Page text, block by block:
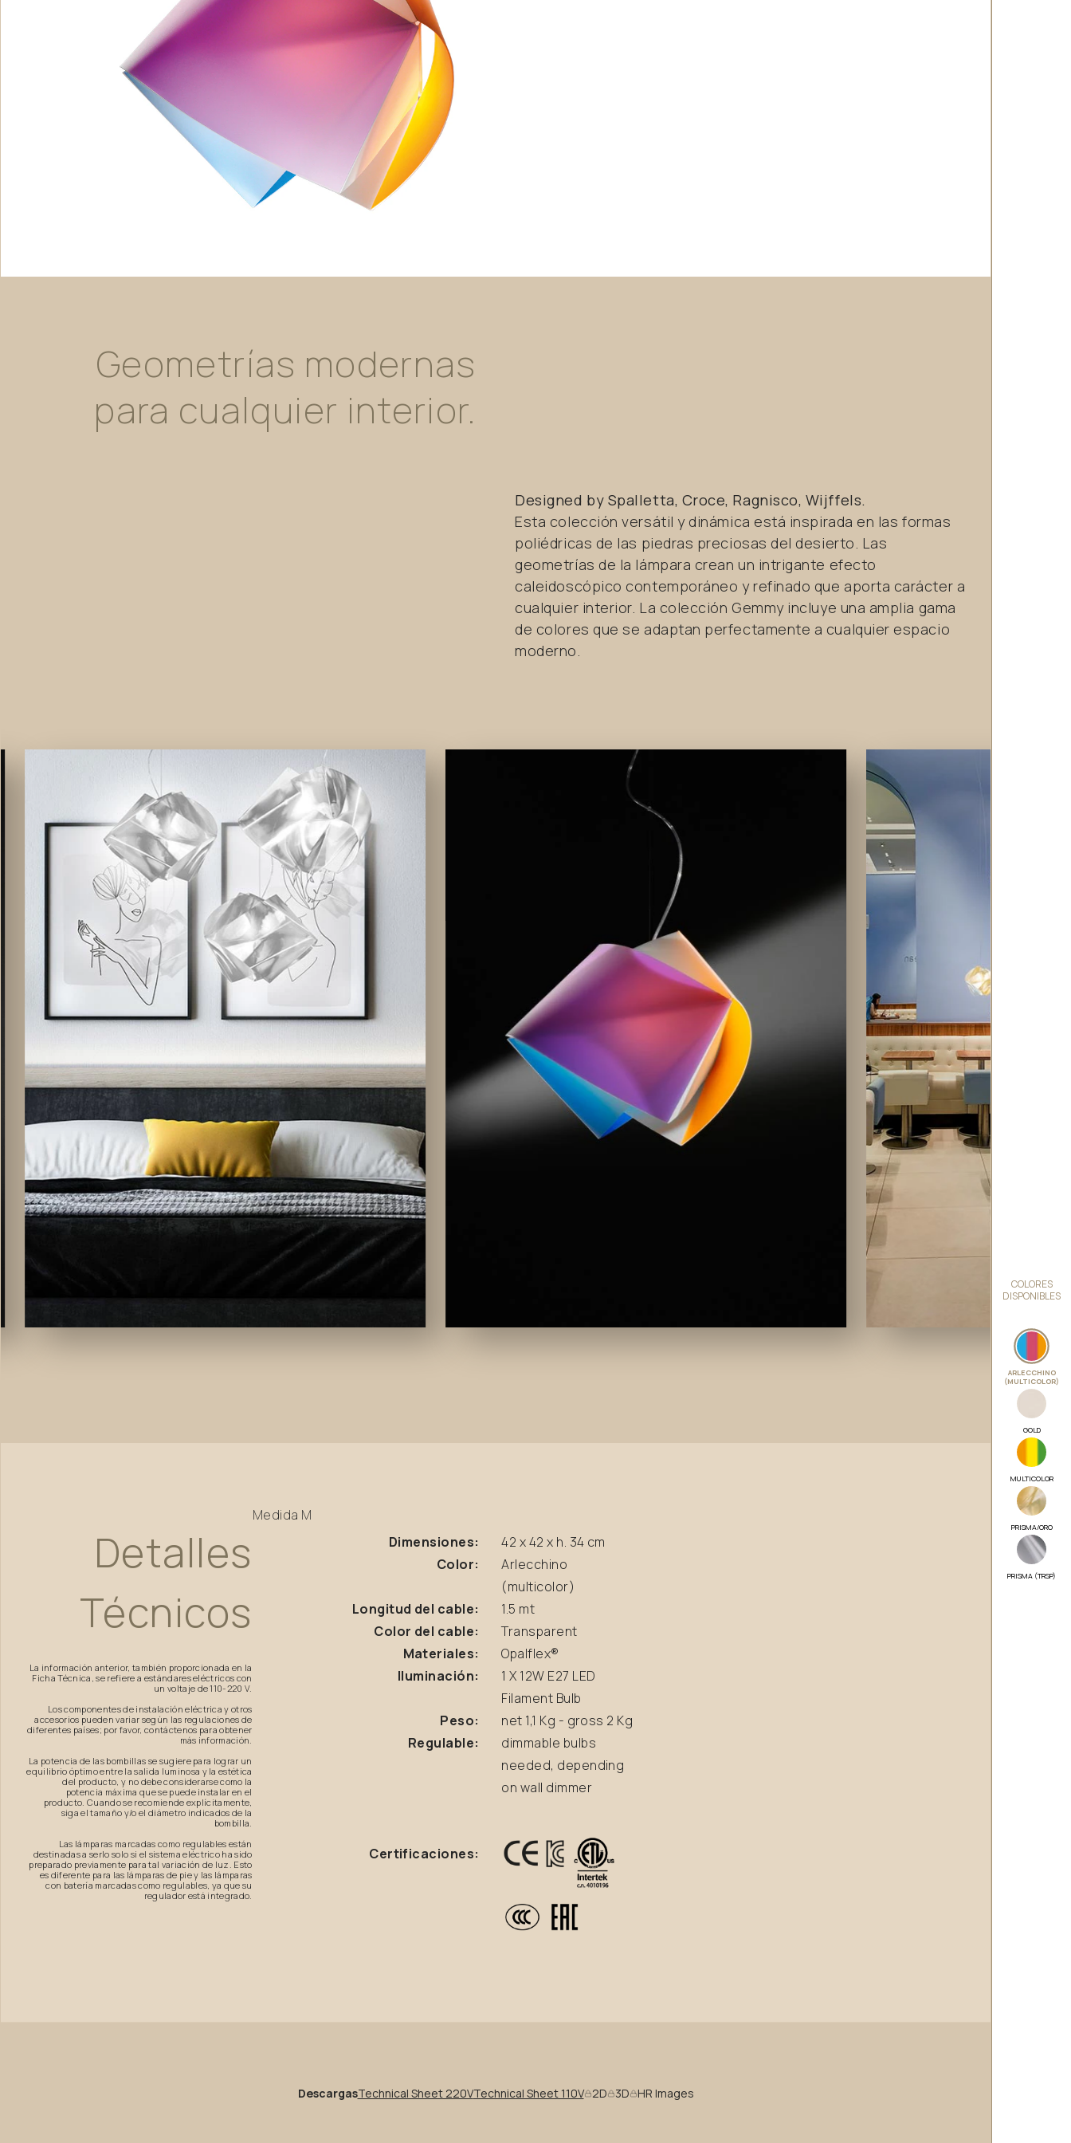
COLORES
DISPONIBLES
ARLECCHINO
(MULTICOLOR)
GOLD
MULTICOLOR
PRISMA/ORO
PRISMA (TRSP)
Geometrías modernas
para cualquier interior.
Designed by Spalletta, Croce, Ragnisco, Wijffels.
Esta colección versátil y dinámica está inspirada en las formas
poliédricas de las piedras preciosas del desierto. Las
geometrías de la lámpara crean un intrigante efecto
caleidoscópico contemporáneo y refinado que aporta carácter a
cualquier interior. La colección Gemmy incluye una amplia gama
de colores que se adaptan perfectamente a cualquier espacio
moderno.
Medida M
Detalles
Técnicos
La información anterior, también proporcionada en la
Ficha Técnica, se refiere a estándares eléctricos con
un voltaje de 110-220 V.
Los componentes de instalación eléctrica y otros
accesorios pueden variar según las regulaciones de
diferentes países; por favor, contáctenos para obtener
más información.
La potencia de las bombillas se sugiere para lograr un
equilibrio óptimo entre la salida luminosa y la estética
del producto, y no debe considerarse como la
potencia máxima que se puede instalar en el
producto. Cuando se recomiende explícitamente,
siga el tamaño y/o el diámetro indicados de la
bombilla.
Las lámparas marcadas como regulables están
destinadas a serlo solo si el sistema eléctrico ha sido
preparado previamente para tal variación de luz. Esto
es diferente para las lámparas de pie y las lámparas
con batería marcadas como regulables, ya que su
regulador está integrado.
Dimensiones:
42 x 42 x h. 34 cm
Color:
Arlecchino
(multicolor)
Longitud del cable:
1.5 mt
Color del cable:
Transparent
Materiales:
Opalflex®
Iluminación:
1 X 12W E27 LED
Filament Bulb
Peso:
net 1,1 Kg - gross 2 Kg
Regulable:
dimmable bulbs
needed, depending
on wall dimmer
Certificaciones:
DescargasTechnical Sheet 220VTechnical Sheet 110V 2D 3D HR Images